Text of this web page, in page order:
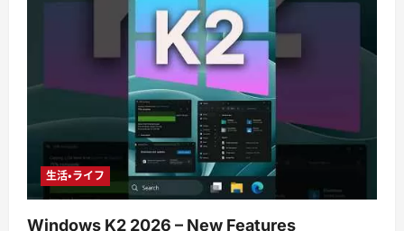
生活・ライフ
Windows K2 2026 – New Features